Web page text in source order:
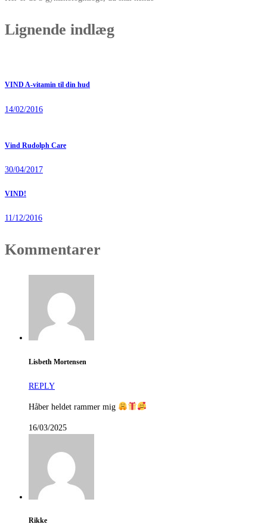
Lignende indlæg
VIND A-vitamin til din hud
14/02/2016
Vind Rudolph Care
30/04/2017
VIND!
11/12/2016
Kommentarer
Lisbeth Mortensen
REPLY
Håber heldet rammer mig
16/03/2025
Rikke